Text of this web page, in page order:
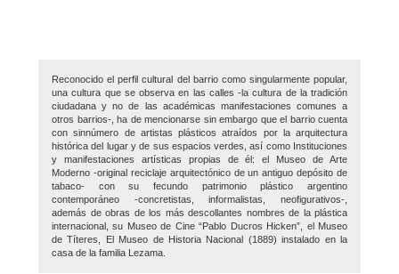
Reconocido el perfil cultural del barrio como singularmente popular,
una cultura que se observa en las calles -la cultura de la tradición
ciudadana y no de las académicas manifestaciones comunes a
otros barrios-, ha de mencionarse sin embargo que el barrio cuenta
con sinnúmero de artistas plásticos atraídos por la arquitectura
histórica del lugar y de sus espacios verdes, así como Instituciones
y manifestaciones artísticas propias de él: el Museo de Arte
Moderno -original reciclaje arquitectónico de un antiguo depósito de
tabaco- con su fecundo patrimonio plástico argentino
contemporáneo -concretistas, informalistas, neofigurativos-,
además de obras de los más descollantes nombres de la plástica
internacional, su Museo de Cine “Pablo Ducros Hicken”, el Museo
de Títeres, El Museo de Historia Nacional (1889) instalado en la
casa de la familia Lezama.